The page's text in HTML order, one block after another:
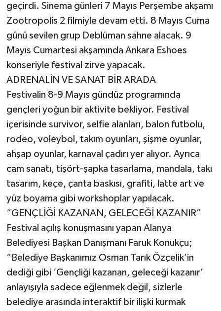
geçirdi. Sinema günleri 7 Mayıs Perşembe akşamı
Zootropolis 2 filmiyle devam etti. 8 Mayıs Cuma
günü sevilen grup Deblüman sahne alacak. 9
Mayıs Cumartesi akşamında Ankara Eshoes
konseriyle festival zirve yapacak.
ADRENALİN VE SANAT BİR ARADA
Festivalin 8-9 Mayıs gündüz programında
gençleri yoğun bir aktivite bekliyor. Festival
içerisinde survivor, selfie alanları, balon futbolu,
rodeo, voleybol, takım oyunları, şişme oyunlar,
ahşap oyunlar, karnaval çadırı yer alıyor. Ayrıca
cam sanatı, tişört-şapka tasarlama, mandala, takı
tasarım, keçe, çanta baskısı, grafiti, latte art ve
yüz boyama gibi workshoplar yapılacak.
“GENÇLİĞİ KAZANAN, GELECEĞİ KAZANIR”
Festival açılış konuşmasını yapan Alanya
Belediyesi Başkan Danışmanı Faruk Konukçu;
“Belediye Başkanımız Osman Tarık Özçelik’in
dediği gibi ‘Gençliği kazanan, geleceği kazanır’
anlayışıyla sadece eğlenmek değil, sizlerle
belediye arasında interaktif bir ilişki kurmak